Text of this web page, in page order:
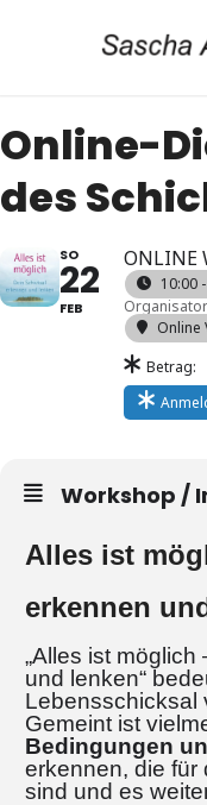
Online-
des
SO
22
FEB
ONLINE
10:00
Organisator
Online
Betrag:
Workshop /
Alles ist
erkennen
„Alles ist
und lenken“
Lebensschicksal
Gemeint ist
Bedingungen
erkennen, die für
sind und es